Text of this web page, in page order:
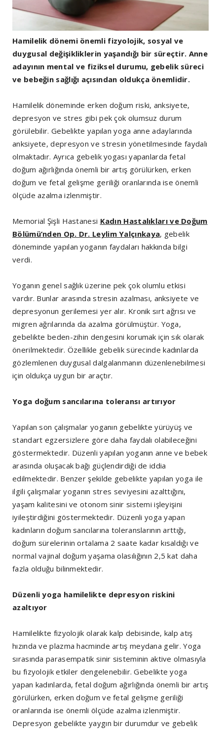
Hamilelik dönemi önemli fizyolojik, sosyal ve
duygusal değişikliklerin yaşandığı bir süreçtir. Anne
adayının mental ve fiziksel durumu, gebelik süreci
ve bebeğin sağlığı açısından oldukça önemlidir.
Hamilelik döneminde erken doğum riski, anksiyete,
depresyon ve stres gibi pek çok olumsuz durum
görülebilir. Gebelikte yapılan yoga anne adaylarında
anksiyete, depresyon ve stresin yönetilmesinde faydalı
olmaktadır. Ayrıca gebelik yogası yapanlarda fetal
doğum ağırlığında önemli bir artış görülürken, erken
doğum ve fetal gelişme geriliği oranlarında ise önemli
ölçüde azalma izlenmiştir.
Memorial Şişli Hastanesi Kadın Hastalıkları ve Doğum
Bölümü’nden Op. Dr. Leylim Yalçınkaya, gebelik
döneminde yapılan yoganın faydaları hakkında bilgi
verdi.
Yoganın genel sağlık üzerine pek çok olumlu etkisi
vardır. Bunlar arasında stresin azalması, anksiyete ve
depresyonun gerilemesi yer alır. Kronik sırt ağrısı ve
migren ağrılarında da azalma görülmüştür. Yoga,
gebelikte beden-zihin dengesini korumak için sık olarak
önerilmektedir. Özellikle gebelik sürecinde kadınlarda
gözlemlenen duygusal dalgalanmanın düzenlenebilmesi
için oldukça uygun bir araçtır.
Yoga doğum sancılarına toleransı artırıyor
Yapılan son çalışmalar yoganın gebelikte yürüyüş ve
standart egzersizlere göre daha faydalı olabileceğini
göstermektedir. Düzenli yapılan yoganın anne ve bebek
arasında oluşacak bağı güçlendirdiği de iddia
edilmektedir. Benzer şekilde gebelikte yapılan yoga ile
ilgili çalışmalar yoganın stres seviyesini azalttığını,
yaşam kalitesini ve otonom sinir sistemi işleyişini
iyileştirdiğini göstermektedir. Düzenli yoga yapan
kadınların doğum sancılarına toleranslarının arttığı,
doğum sürelerinin ortalama 2 saate kadar kısaldığı ve
normal vajinal doğum yaşama olasılığının 2,5 kat daha
fazla olduğu bilinmektedir.
Düzenli yoga hamilelikte depresyon riskini
azaltıyor
Hamilelikte fizyolojik olarak kalp debisinde, kalp atış
hızında ve plazma hacminde artış meydana gelir. Yoga
sırasında parasempatik sinir sisteminin aktive olmasıyla
bu fizyolojik etkiler dengelenebilir. Gebelikte yoga
yapan kadınlarda, fetal doğum ağırlığında önemli bir artış
görülürken, erken doğum ve fetal gelişme geriliği
oranlarında ise önemli ölçüde azalma izlenmiştir.
Depresyon gebelikte yaygın bir durumdur ve gebelik